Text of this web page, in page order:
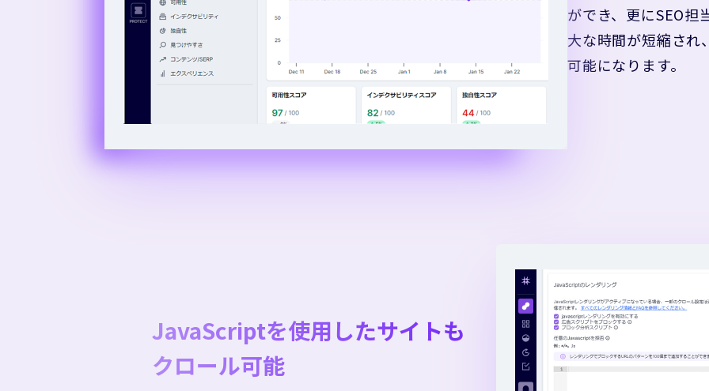
ができ、更にSEO担
大な時間が短縮され
可能になります。
JavaScriptを使用したサイトも
クロール可能